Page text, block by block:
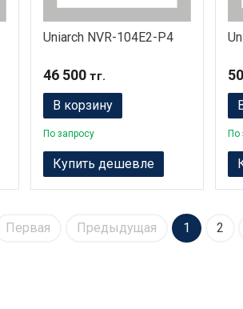
Uniarch NVR-104E2-P4
46 500тг.
В корзину
По запросу
Купить дешевле
По
Первая Предыдущая 1 2